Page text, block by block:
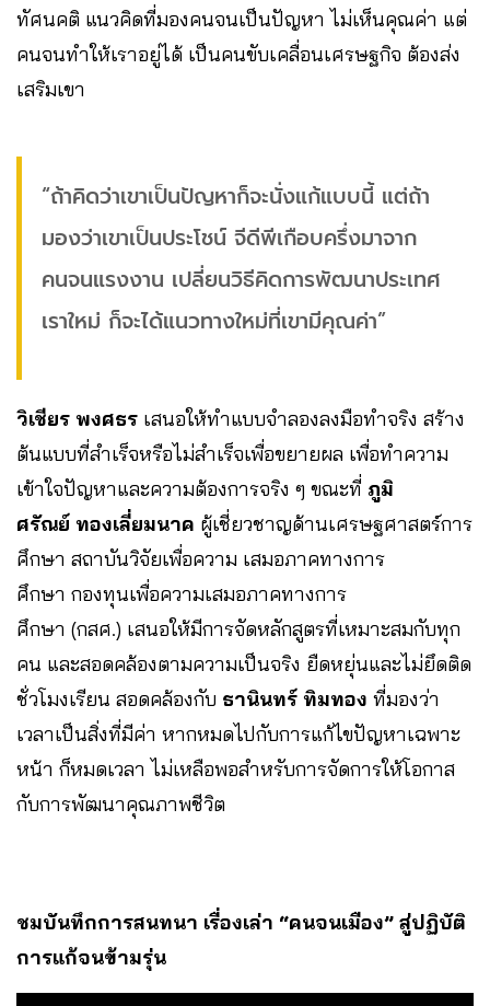
ทัศนคติ แนวคิดที่มองคนจนเป็นปัญหา ไม่เห็นคุณค่า แต่
คนจนทำให้เราอยู่ได้ เป็นคนขับเคลื่อนเศรษฐกิจ ต้องส่ง
เสริมเขา
“ถ้าคิดว่าเขาเป็นปัญหาก็จะนั่งแก้แบบนี้ แต่ถ้า
มองว่าเขาเป็นประโชน์ จีดีพีเกือบครึ่งมาจาก
คนจนแรงงาน เปลี่ยนวิธีคิดการพัฒนาประเทศ
เราใหม่ ก็จะได้แนวทางใหม่ที่เขามีคุณค่า”
วิเชียร พงศธร เสนอให้ทำแบบจำลองลงมือทำจริง สร้าง
ต้นแบบที่สำเร็จหรือไม่สำเร็จเพื่อขยายผล เพื่อทำความ
เข้าใจปัญหาและความต้องการจริง ๆ ขณะที่ ภูมิ
ศรัณย์ ทองเลี่ยมนาค ผู้เชี่ยวชาญด้านเศรษฐศาสตร์การ
ศึกษา สถาบันวิจัยเพื่อความ เสมอภาคทางการ
ศึกษา กองทุนเพื่อความเสมอภาคทางการ
ศึกษา (กสศ.) เสนอให้มีการจัดหลักสูตรที่เหมาะสมกับทุก
คน และสอดคล้องตามความเป็นจริง ยืดหยุ่นและไม่ยึดติด
ชั่วโมงเรียน สอดคล้องกับ ธานินทร์ ทิมทอง ที่มองว่า
เวลาเป็นสิ่งที่มีค่า หากหมดไปกับการแก้ไขปัญหาเฉพาะ
หน้า ก็หมดเวลา ไม่เหลือพอสำหรับการจัดการให้โอกาส
กับการพัฒนาคุณภาพชีวิต
ชมบันทึกการสนทนา เรื่องเล่า “คนจนเมือง” สู่ปฏิบัติ
การแก้จนข้ามรุ่น